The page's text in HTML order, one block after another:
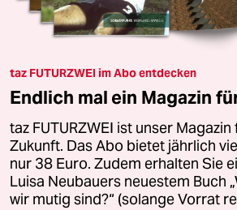
taz FUTURZWEI im Abo entdecken
Endlich mal ein Magazin
taz FUTURZWEI ist unser
Zukunft. Das Abo bietet jährlich
nur 38 Euro. Zudem erhalten Sie
Luisa Neubauers neuestem Buch
wir mutig sind?“ (solange Vorrat